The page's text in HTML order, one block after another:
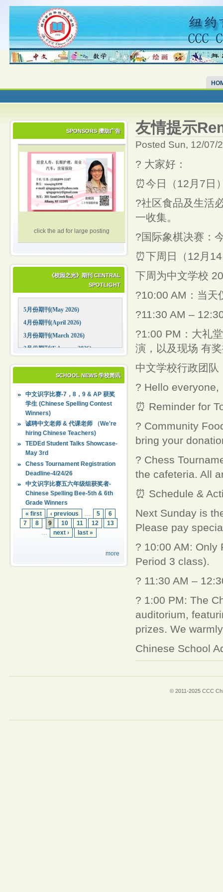
SPONSORS 攒助广告
click the ad for large posting
《校园之光》期刊 CENTRAL
SPOTLIGHT
5月份期刊(May 2026)
4月份期刊(April 2026)
3月份期刊(March 2026)
2月份期刊(February 2026)
12月份期刊(December 2025)
10月份期刊(October 2025)
09月份期刊(September 2025)
SCHOOL NEWS 学校简讯
中文识字比赛-7，8，9 & AP 获奖
学生 (Chinese Spelling Contest
Winners)
诚聘中文老师 & 代课老师 （We're
hiring Chinese Teachers)
TEDEd Student Talks Showcase-
May 3rd
Chess Tournament Registration
Deadline-4/24/26
中文识字比赛五六年级组获奖者-
Chinese Spelling Bee-5th & 6th
Grade Winners
« first
‹ previous … 5
6
7
8 9 10 11 12
13
…
next › last »
more
友情提示
Posted Sun, 12/07/
? 大家好：
⏰今日（12月7日
?社区食品及生活
一收集。
?国际象棋决赛：
⏰下周日（12月
下周为中文学校
?10:00 AM：当天
?11:30 AM –
?1:00 PM：大礼
演，以及现场 有
中文学校行政团队
? Hello everyone,
⏰ Reminder for
? Community
bring your
? Chess
the cafeteria. All
⏰ Schedule &
Next Sunday is
Please pay
? 10:00 AM: Only
Period 3 class).
? 11:30 AM –
? 1:00 PM: The
auditorium,
prizes. We
Chinese School
© 2011-2025 CCC